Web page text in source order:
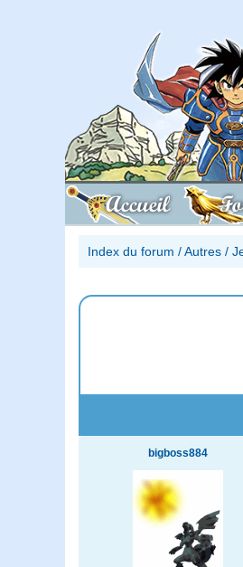
Accueil
Index du forum /Autres /
bigboss884